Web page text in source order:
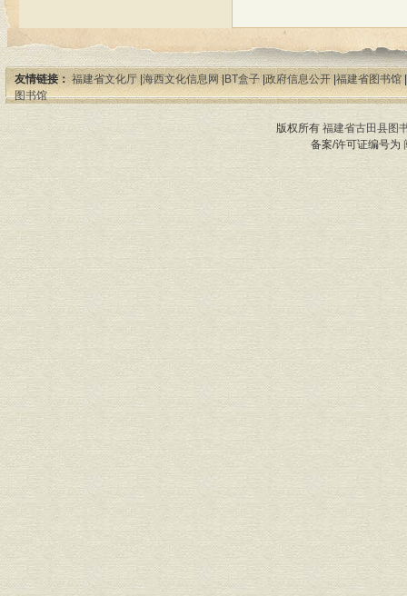
友情链接： 福建省文化厅|海西文化信息网|BT盒子|政府信息公开|福建省图书馆|
图书馆
版权所有 福建省古田县图
备案/许可证编号为